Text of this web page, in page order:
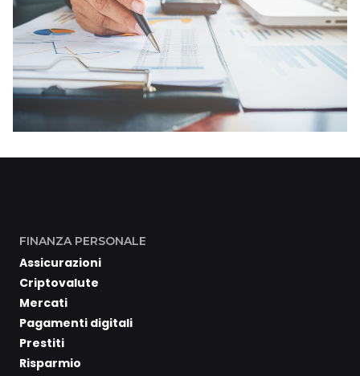
FINANZA PERSONALE
Assicurazioni
Criptovalute
Mercati
Pagamenti digitali
Prestiti
Risparmio